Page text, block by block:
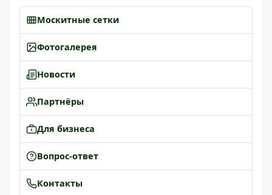
Москитные сетки
Фотогалерея
Новости
Партнёры
Для бизнеса
Вопрос-ответ
Контакты